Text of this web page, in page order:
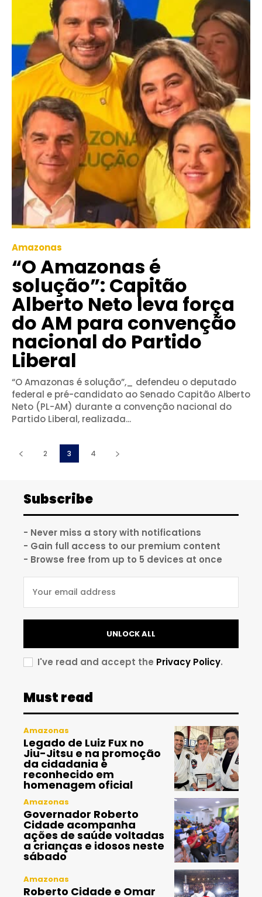
Amazonas
“O Amazonas é
solução”: Capitão
Alberto Neto leva força
do AM para convenção
nacional do Partido
Liberal
“O Amazonas é solução”,_ defendeu o deputado
federal e pré-candidato ao Senado Capitão Alberto
Neto (PL-AM) durante a convenção nacional do
Partido Liberal, realizada...
2 3 4
Subscribe
- Never miss a story with notifications
- Gain full access to our premium content
- Browse free from up to 5 devices at once
UNLOCK ALL
I've read and accept the Privacy Policy.
Must read
Amazonas
Legado de Luiz Fux no
Jiu-Jitsu e na promoção
da cidadania é
reconhecido em
homenagem oficial
Amazonas
Governador Roberto
Cidade acompanha
ações de saúde voltadas
a crianças e idosos neste
sábado
Amazonas
Roberto Cidade e Omar